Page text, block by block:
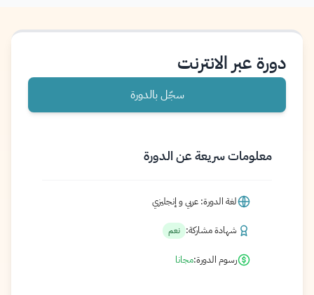
دورة عبر الانترنت
سجّل بالدورة
معلومات سريعة عن الدورة
لغة الدورة: عربي و إنجليزي
شهادة مشاركة: نعم
رسوم الدورة:مجانا